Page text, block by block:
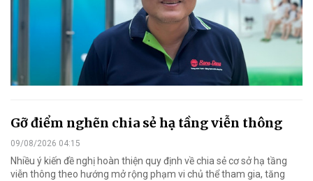
Gỡ điểm nghẽn chia sẻ hạ tầng viễn thông
09/08/2026 04:15
Nhiều ý kiến đề nghị hoàn thiện quy định về chia sẻ cơ sở hạ tầng
viễn thông theo hướng mở rộng phạm vi chủ thể tham gia, tăng